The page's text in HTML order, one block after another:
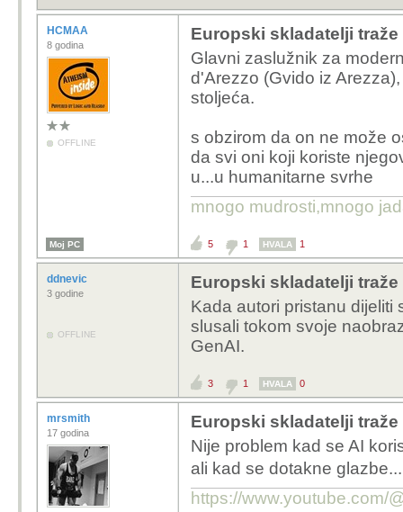
HCMAA
8 godina
OFFLINE
Europski skladatelji
Glavni zaslužnik za
d'Arezzo (Gvido iz
stoljeća.
s obzirom da on ne može
da svi oni koji koriste
u...u humanitarne svrhe
mnogo mudrosti,mnogo
Moj PC 5 1 HVALA 1
ddnevic
3 godine
OFFLINE
Europski skladatelji
Kada autori pristanu dijeliti
slusali tokom svoje
GenAI.
3 1 HVALA 0
mrsmith
17 godina
Europski skladatelji
Nije problem kad se AI
ali kad se dotakne
https://www.youtube.com/